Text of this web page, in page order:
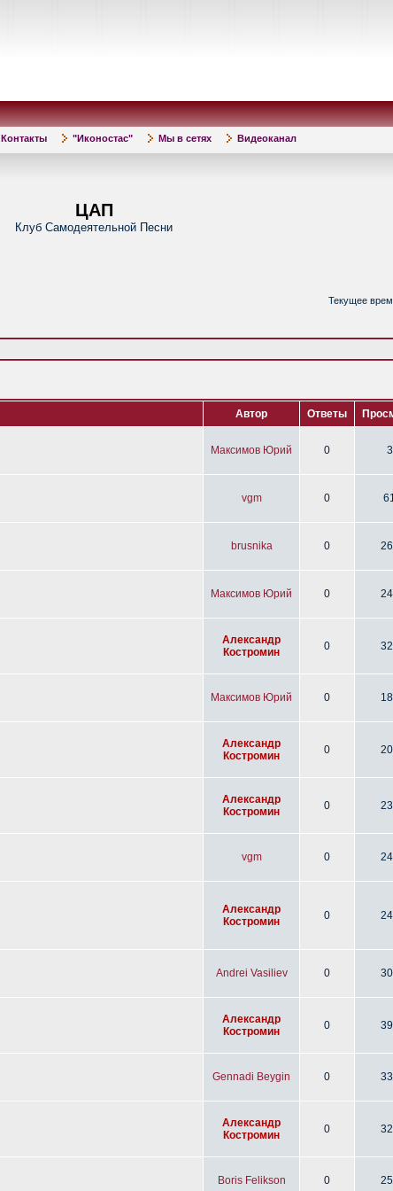
Контакты "Иконостас" Мы в сетях Видеоканал
ЦАП
Клуб Самодеятельной Песни
Текущее
Автор Ответы
Максимов Юрий 0
vgm 0
brusnika 0
Максимов Юрий 0
Александр
Костромин
0
Максимов Юрий 0
Александр
Костромин
0
Александр
Костромин
0
vgm 0
Александр
Костромин
0
Andrei Vasiliev 0
Александр
Костромин
0
Gennadi Beygin 0
Александр
Костромин
0
Boris Felikson 0